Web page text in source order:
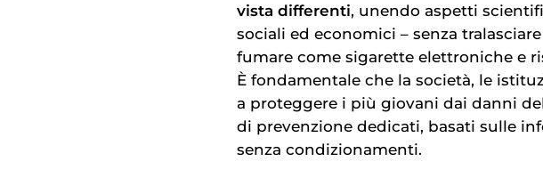
vista differenti, unendo aspetti
sociali ed economici – senza
fumare come sigarette elettroniche e
È fondamentale che la società, le
a proteggere i più giovani dai danni
di prevenzione dedicati, basati sulle
senza condizionamenti.